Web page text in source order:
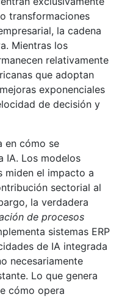
transformaciones
la cadena
Mientras los
relativamente
que adoptan
exponenciales
de decisión y
en cómo se
IA. Los modelos
miden el impacto a
sectorial al
la verdadera
de procesos
sistemas ERP
de IA integrada
necesariamente
Lo que genera
cómo opera